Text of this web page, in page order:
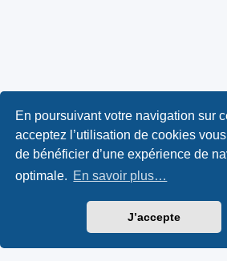
En poursuivant votre navigation sur
acceptez l’utilisation de cookies
de bénéficier d’une expérience de
optimale. En savoir plus…
J’accepte